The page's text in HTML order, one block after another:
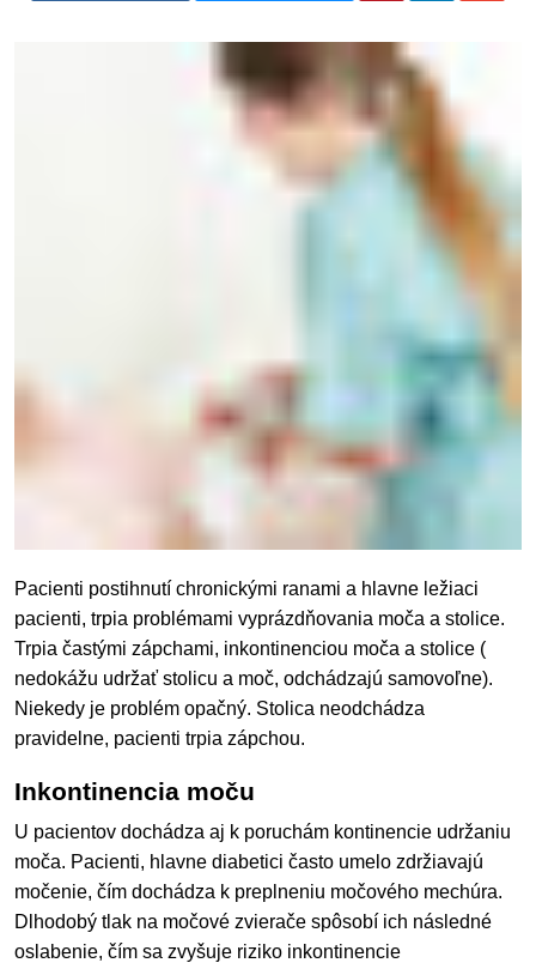
Pacienti postihnutí chronickými ranami a hlavne ležiaci
pacienti, trpia problémami vyprázdňovania moča a stolice.
Trpia častými zápchami, inkontinenciou moča a stolice (
nedokážu udržať stolicu a moč, odchádzajú samovoľne).
Niekedy je problém opačný. Stolica neodchádza
pravidelne, pacienti trpia zápchou.
Inkontinencia moču
U pacientov dochádza aj k poruchám kontinencie udržaniu
moča. Pacienti, hlavne diabetici často umelo zdržiavajú
močenie, čím dochádza k preplneniu močového mechúra.
Dlhodobý tlak na močové zvierače spôsobí ich následné
oslabenie, čím sa zvyšuje riziko inkontinencie